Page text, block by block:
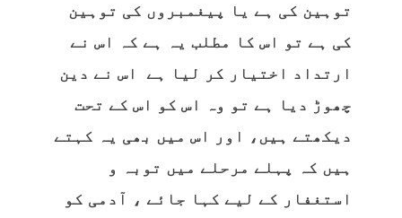
توہین کی ہے یا پیغمبروں کی توہین
کی ہے تو اس کا مطلب یہ ہے کہ اس نے
ارتداد اختیار کر لیا ہے اس نے دین
چھوڑ دیا ہے تو وہ اس کو اس کے تحت
دیکھتے ہیں، اور اس میں بھی یہ کہتے
ہیں کہ پہلے مرحلے میں توبہ و
استغفار کے لیے کہا جائے ، آدمی کو